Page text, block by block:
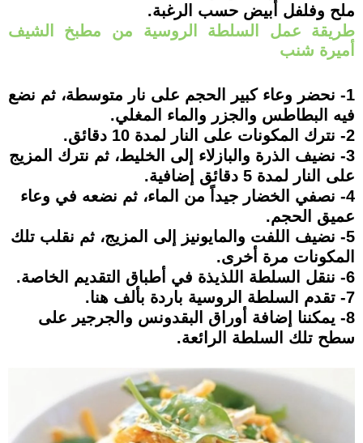
ملح وفلفل أبيض حسب الرغبة.
طريقة عمل السلطة الروسية من مطبخ الشيف
أميرة شنب
1- نحضر وعاء كبير الحجم على نار متوسطة، ثم نضع
فيه البطاطس والجزر والماء المغلي.
2- نترك المكونات على النار لمدة 10 دقائق.
3- نضيف الذرة والبازلاء إلى الخليط، ثم نترك المزيج
على النار لمدة 5 دقائق إضافية.
4- نصفي الخضار جيداً من الماء، ثم نضعه في وعاء
عميق الحجم.
5- نضيف اللفت والمايونيز إلى المزيج، ثم نقلب تلك
المكونات مرة أخرى.
6- ننقل السلطة اللذيذة في أطباق التقديم الخاصة.
7- تقدم السلطة الروسية باردة بألف هنا.
8- يمكننا إضافة أوراق البقدونس والجرجير على
سطح تلك السلطة الرائعة.